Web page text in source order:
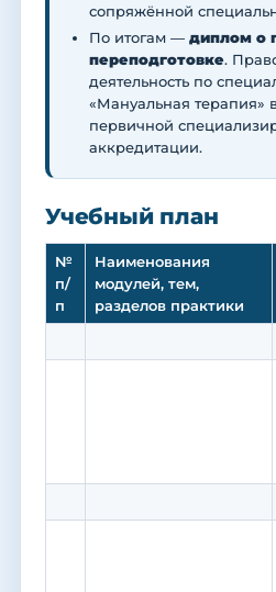
сопряжённой
По итогам — диплом о
переподготовке.
деятельность по
«Мануальная терапия»
первичной
аккредитации.
Учебный план
№
п/
п
Наименования
модулей, тем,
разделов практики